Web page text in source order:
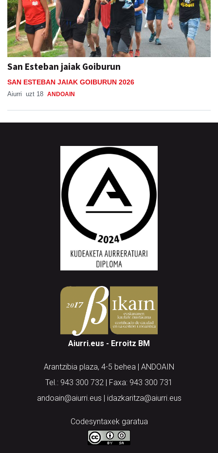
San Esteban jaiak Goiburun
SAN ESTEBAN JAIAK GOIBURUN 2026
Aiurri uzt 18 ANDOAIN
Aiurri.eus - Erroitz BM
Arantzibia plaza, 4-5 behea | ANDOAIN
Tel.: 943 300 732 | Faxa: 943 300 731
andoain@aiurri.eus | idazkaritza@aiurri.eus
Codesyntaxek garatua